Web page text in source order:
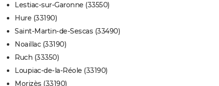
Lestiac-sur-Garonne (33550)
Hure (33190)
Saint-Martin-de-Sescas (33490)
Noaillac (33190)
Ruch (33350)
Loupiac-de-la-Réole (33190)
Morizès (33190)